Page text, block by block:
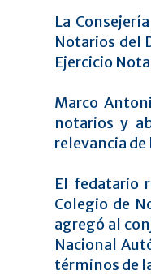
La
Notarios del
Ejercicio
Marco
notarios y
relevancia
El fedatario
Colegio de
agregó al
Nacional
términos de